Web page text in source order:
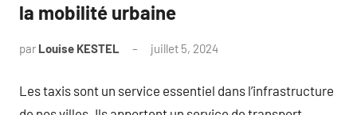
la mobilité urbaine
par Louise KESTEL juillet 5, 2024
Les taxis sont un service essentiel dans l’infrastructure